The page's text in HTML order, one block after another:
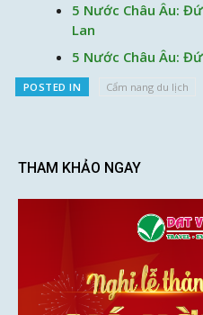
5 Nước Châu Âu:
Lan
5 Nước Châu Âu:
POSTED IN Cẩm nang du lịch
THAM KHẢO NGAY